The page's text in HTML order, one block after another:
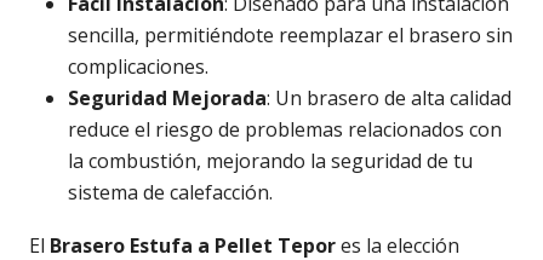
sencilla, permitiéndote reemplazar el brasero sin
complicaciones.
Seguridad Mejorada: Un brasero de alta calidad
reduce el riesgo de problemas relacionados con
la combustión, mejorando la seguridad de tu
sistema de calefacción.
El Brasero Estufa a Pellet Tepores la elección